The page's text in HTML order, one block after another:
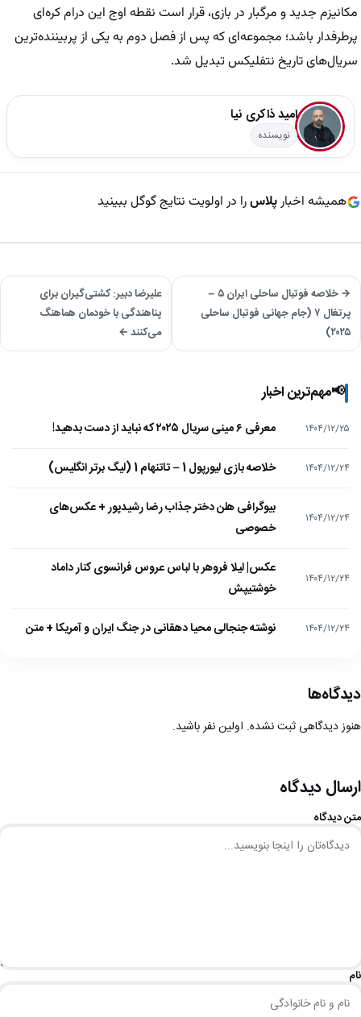
مکانیزم جدید و مرگبار در بازی، قرار است نقطه اوج این درام کره‌ای
پرطرفدار باشد؛ مجموعه‌ای که پس از فصل دوم به یکی از پربیننده‌ترین
سریال‌های تاریخ نتفلیکس تبدیل شد.
امید ذاکری نیا
نویسنده
همیشه اخبارپلاسرا در اولویت نتایج گوگل ببینید
→ خلاصه فوتبال ساحلی ایران ۵ –
پرتغال ۷ (جام جهانی فوتبال ساحلی
۲۰۲۵)
علیرضا دبیر: کشتی‌گیران برای
پناهندگی با خودمان هماهنگ
می‌کنند ←
📢مهم‌ترین اخبار
۱۴۰۴/۱۲/۲۵ معرفی ۶ مینی سریال ۲۰۲۵ که نباید از دست بدهید!
۱۴۰۴/۱۲/۲۴ خلاصه بازی لیورپول 1 – تاتنهام 1 (لیگ برتر انگلیس)
۱۴۰۴/۱۲/۲۴
بیوگرافی هلن دختر جذاب رضا رشیدپور + عکس‌های
خصوصی
۱۴۰۴/۱۲/۲۴
عکس| لیلا فروهر با لباس عروس فرانسوی کنار داماد
خوشتیپش
۱۴۰۴/۱۲/۲۴ نوشته جنجالی محیا دهقانی در جنگ ایران و آمریکا + متن
دیدگاه‌ها
هنوز دیدگاهی ثبت نشده. اولین نفر باشید.
ارسال دیدگاه
متن دیدگاه
نام